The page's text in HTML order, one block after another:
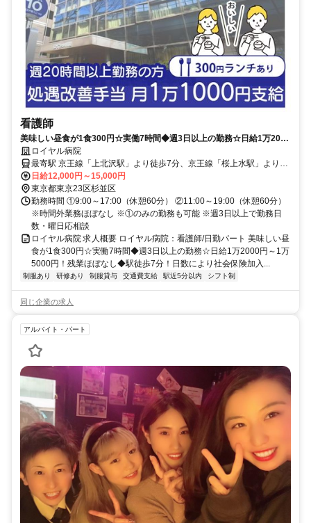
看護師
美味しい昼食が1食300円☆実働7時間◆週3日以上の勤務☆日給1万2000
円～1万5000円！残業ほぼなし◆駅徒歩7分！日数により社会保険加入可
【杉並区、病院/病棟、上北沢駅、看護師、日勤パート】
ロイヤル病院
最寄駅 京王線「上北沢駅」より徒歩7分、京王線「桜上水駅」より徒
歩8分
日給12,000円～15,000円
東京都東京23区杉並区
勤務時間 ①9:00～17:00（休憩60分） ②11:00～19:00（休憩60分）
※時間外業務ほぼなし ※①のみの勤務も可能 ※週3日以上で勤務日
数・曜日応相談
ロイヤル病院 求人概要 ロイヤル病院：看護師/日勤パート 美味しい昼
食が1食300円☆実働7時間◆週3日以上の勤務☆日給1万2000円～1万
5000円！残業ほぼなし◆駅徒歩7分！日数により社会保険加入...
制服あり 研修あり 制服貸与 交通費支給 駅近5分以内 シフト制
同じ企業の求人
アルバイト・パート